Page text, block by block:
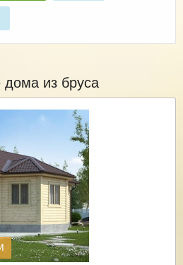
из бруса